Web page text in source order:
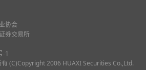
协会
券交易所
-1
(C)Copyright 2006 HUAXI Securities Co.,Ltd.